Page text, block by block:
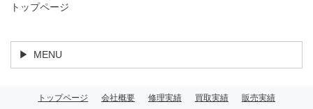
トップページ
MENU
トップページ 会社概要 修理実績 買取実績
販売実績